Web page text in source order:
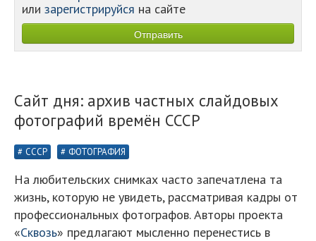
или зарегистрируйся на сайте
Сайт дня: архив частных слайдовых
фотографий времён СССР
СССР ФОТОГРАФИЯ
На любительских снимках часто запечатлена та
жизнь, которую не увидеть, рассматривая кадры от
профессиональных фотографов. Авторы проекта
«Сквозь» предлагают мысленно перенестись в